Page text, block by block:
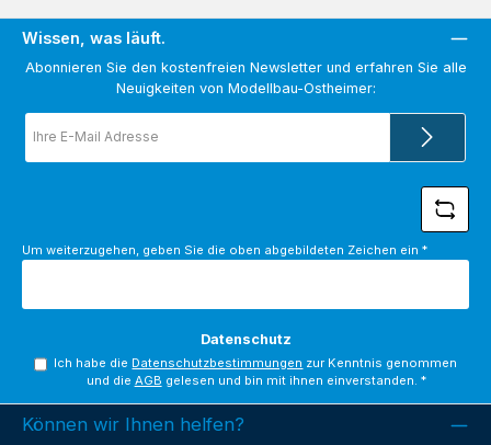
Wissen, was läuft.
Abonnieren Sie den kostenfreien Newsletter und erfahren Sie alle
Neuigkeiten von Modellbau-Ostheimer:
Mail-
Um weiterzugehen, geben Sie die oben abgebildeten Zeichen ein *
Datenschutz
Ich habe die Datenschutzbestimmungen zur Kenntnis genommen
und die AGB gelesen und bin mit ihnen einverstanden. *
Können wir Ihnen helfen?